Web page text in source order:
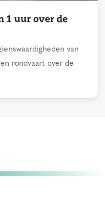
1 uur over de
van
rondvaart over de